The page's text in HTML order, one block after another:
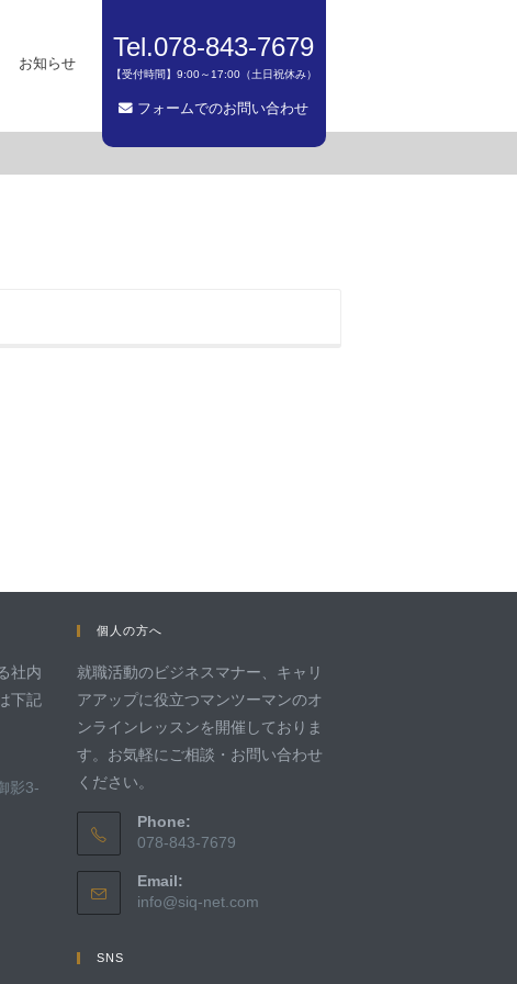
お知らせ
Tel.078-843-7679
【受付時間】9:00～17:00（土日祝休み）
フォームでのお問い合わせ
社内
下記
影3-
個人の方へ
就職活動のビジネスマナー、キャリ
アアップに役立つマンツーマンのオ
ンラインレッスンを開催しておりま
す。お気軽にご相談・お問い合わせ
ください。
Phone:
078-843-7679
Email:
info@siq-net.com
SNS